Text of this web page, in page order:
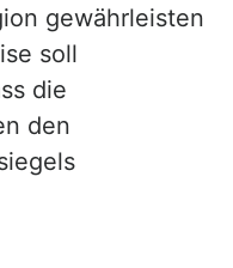
gewährleisten
soll
die
den